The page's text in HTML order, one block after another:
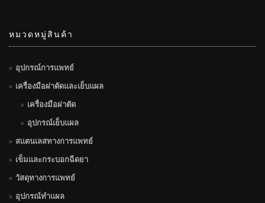
หมวดหมู่สินค้า
อุปกรณ์การแพทย์
เครื่องมือผ่าตัดและเย็บแผล
เครื่องมือผ่าตัด
อุปกรณ์เย็บแผล
สแตนเลสทางการแพทย์
เข็มและกระบอกฉีดยา
วัสดุทางการแพทย์
อุปกรณ์ทำแผล